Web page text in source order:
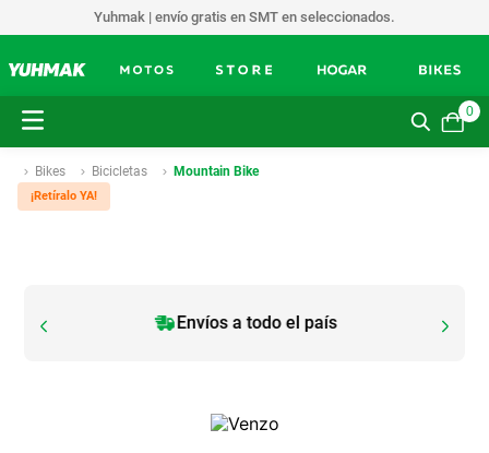
Yuhmak | envío gratis en SMT en seleccionados.
0
Bikes Bicicletas Mountain Bike
¡Retíralo YA!
Envíos a todo el país